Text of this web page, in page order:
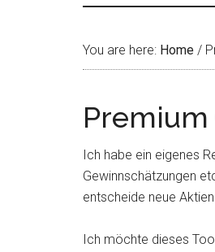
You are here: Home /
Ich habe ein eigenes
Gewinnschätzungen
entscheide neue
Ich möchte dieses